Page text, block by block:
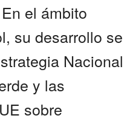
el ámbito
su desarrollo se
Nacional
y las
sobre